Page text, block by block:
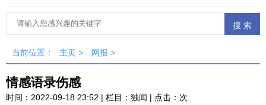
当前位置： 主页 > 网报 >
情感语录伤感
时间：2022-09-18 23:52 | 栏目： 独闻 | 点击： 次